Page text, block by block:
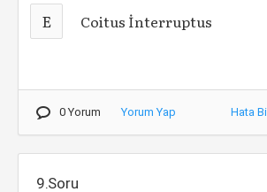
E Coitus İnterruptus
0 Yorum Yorum Yap Hata
9.Soru